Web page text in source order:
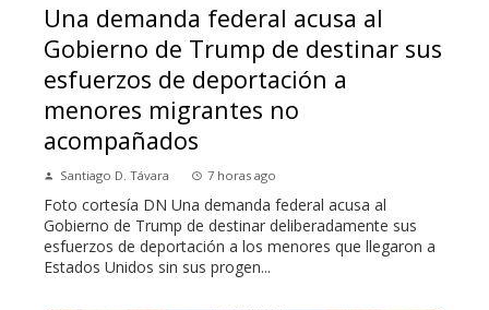
Una demanda federal acusa al
Gobierno de Trump de destinar sus
esfuerzos de deportación a
menores migrantes no
acompañados
Santiago D. Távara 7 horas ago
Foto cortesía DN Una demanda federal acusa al
Gobierno de Trump de destinar deliberadamente sus
esfuerzos de deportación a los menores que llegaron a
Estados Unidos sin sus progen...